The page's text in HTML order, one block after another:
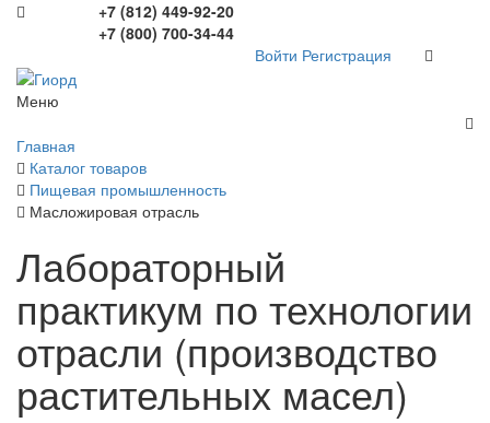
+7 (812) 449-92-20
+7 (800) 700-34-44
Войти Регистрация
Меню
Главная
Каталог товаров
Пищевая промышленность
Масложировая отрасль
Лабораторный
практикум по технологии
отрасли (производство
растительных масел)